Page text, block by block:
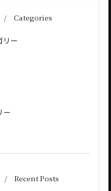
Categories
リー
ー
Recent Posts